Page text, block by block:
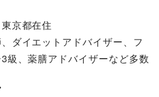
京都在住
ダイエットアドバイザー、フ
級、薬膳アドバイザーなど多数